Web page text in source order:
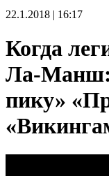
22.1.2018 | 16:17
Когда
Ла-Манш:
пику»